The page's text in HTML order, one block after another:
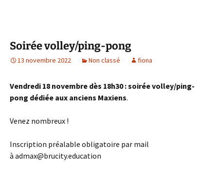
Soirée volley/ping-pong
13 novembre 2022 Non classé fiona
Vendredi 18 novembre dès 18h30 : soirée volley/ping-
pong dédiée aux anciens Maxiens.
Venez nombreux !
Inscription préalable obligatoire par mail
à admax@brucity.education